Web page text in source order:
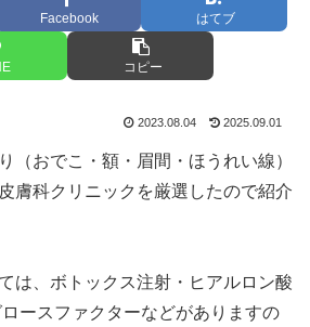
Facebook はてブ
コピー
2023.08.04 2025.09.01
（おでこ・額・眉間・ほうれい線）
膚科クリニックを厳選したので紹介
は、ボトックス注射・ヒアルロン酸
ースファクターなどがありますの